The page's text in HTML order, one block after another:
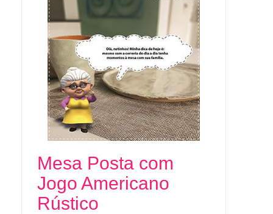
Mesa Posta com
Jogo Americano
Rústico